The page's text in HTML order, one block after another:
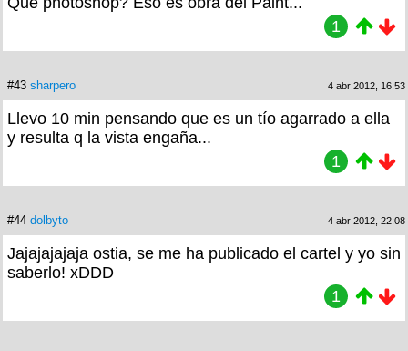
1
#43 sharpero 4 abr 2012, 16:53
Llevo 10 min pensando que es un tío agarrado a ella
y resulta q la vista engaña...
1
#44 dolbyto 4 abr 2012, 22:08
Jajajajajaja ostia, se me ha publicado el cartel y yo sin
saberlo! xDDD
1